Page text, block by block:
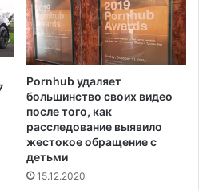
Pornhub удаляет
большинство своих видео
после того, как
расследование выявило
жестокое обращение с
детьми
15.12.2020